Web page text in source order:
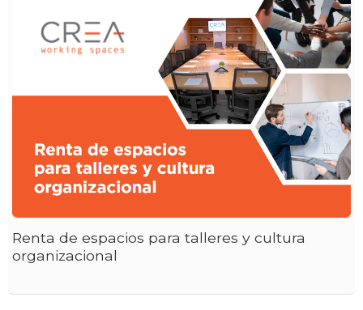
Renta de espacios para talleres y cultura
organizacional